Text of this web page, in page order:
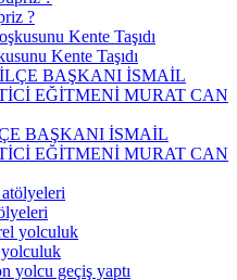
?
Kente Taşıdı
BAŞKANI İSMAİL
EĞİTMENİ MURAT CAN